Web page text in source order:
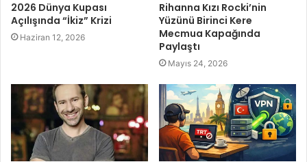
2026 Dünya Kupası
Açılışında “İkiz” Krizi
Haziran 12, 2026
Rihanna Kızı Rocki’nin
Yüzünü Birinci Kere
Mecmua Kapağında
Paylaştı
Mayıs 24, 2026